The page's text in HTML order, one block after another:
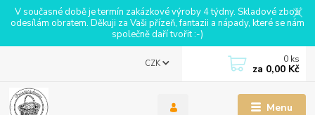
V současné době je termín zakázkové výroby 4 týdny. Skladové zboží
odesílám obratem. Děkuji za Vaši přízeň, fantazii a nápady, které se nám
společně daří tvořit :-)
Menu
CZK 0 ks
za 0,00 Kč